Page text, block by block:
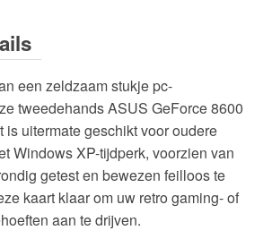
een zeldzaam stukje pc-
tweedehands ASUS GeForce 8600
is uitermate geschikt voor oudere
Windows XP-tijdperk, voorzien van
getest en bewezen feilloos te
kaart klaar om uw retro gaming- of
aan te drijven.